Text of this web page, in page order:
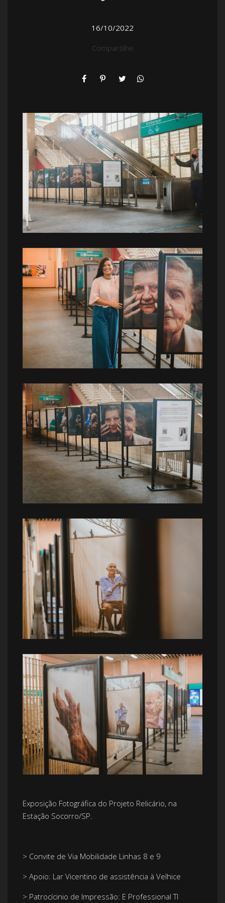
16/10/2022
Compartilhe
Exposição Fotográfica do Projeto Relicário, na
Estação Socorro/SP.
> Convite de Via Mobilidade Linhas 8 e 9
> Apoio: Lar Vicentino de assistência à Velhice
> Patrocícinio de Impressão: E Professional TI